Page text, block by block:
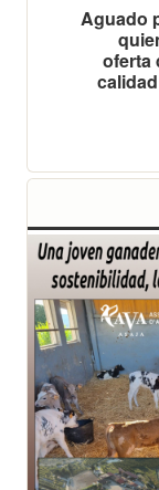
Aguado
oferta